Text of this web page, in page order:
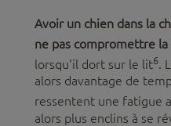
Avoir un chien dans la
ne pas compromettre
lorsqu'il dort sur le lit6.
alors davantage de
ressentent une fatigue
alors plus enclins à se